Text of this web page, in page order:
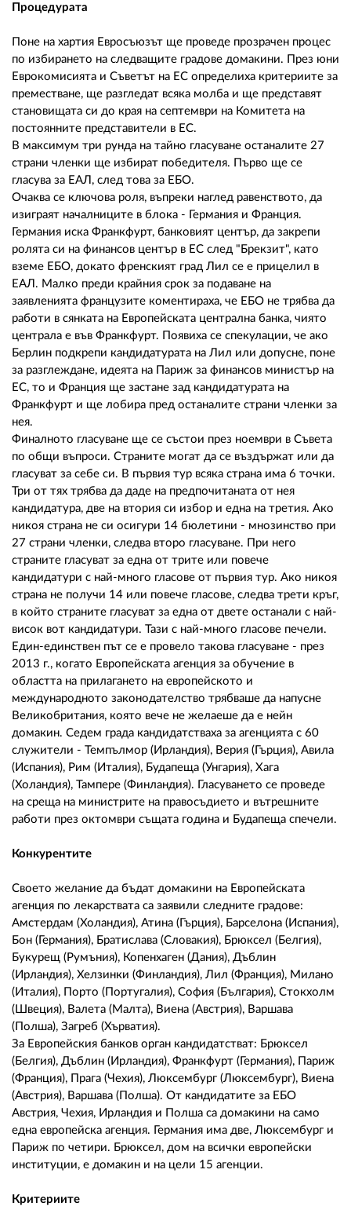
Процедурата
Поне на хартия Евросъюзът ще проведе прозрачен процес
по избирането на следващите градове домакини. През юни
Еврокомисията и Съветът на ЕС определиха критериите за
преместване, ще разгледат всяка молба и ще представят
становищата си до края на септември на Комитета на
постоянните представители в ЕС.
В максимум три рунда на тайно гласуване останалите 27
страни членки ще избират победителя. Първо ще се
гласува за ЕАЛ, след това за ЕБО.
Очаква се ключова роля, въпреки наглед равенството, да
изиграят началниците в блока - Германия и Франция.
Германия иска Франкфурт, банковият център, да закрепи
ролята си на финансов център в ЕС след "Брекзит", като
вземе ЕБО, докато френският град Лил се е прицелил в
ЕАЛ. Малко преди крайния срок за подаване на
заявленията французите коментираха, че ЕБО не трябва да
работи в сянката на Европейската централна банка, чиято
централа е във Франкфурт. Появиха се спекулации, че ако
Берлин подкрепи кандидатурата на Лил или допусне, поне
за разглеждане, идеята на Париж за финансов министър на
ЕС, то и Франция ще застане зад кандидатурата на
Франкфурт и ще лобира пред останалите страни членки за
нея.
Финалното гласуване ще се състои през ноември в Съвета
по общи въпроси. Страните могат да се въздържат или да
гласуват за себе си. В първия тур всяка страна има 6 точки.
Три от тях трябва да даде на предпочитаната от нея
кандидатура, две на втория си избор и една на третия. Ако
никоя страна не си осигури 14 бюлетини - мнозинство при
27 страни членки, следва второ гласуване. При него
страните гласуват за една от трите или повече
кандидатури с най-много гласове от първия тур. Ако никоя
страна не получи 14 или повече гласове, следва трети кръг,
в който страните гласуват за една от двете останали с най-
висок вот кандидатури. Тази с най-много гласове печели.
Един-единствен път се е провело такова гласуване - през
2013 г., когато Европейската агенция за обучение в
областта на прилагането на европейското и
международното законодателство трябваше да напусне
Великобритания, която вече не желаеше да е нейн
домакин. Седем града кандидатстваха за агенцията с 60
служители - Темпълмор (Ирландия), Верия (Гърция), Авила
(Испания), Рим (Италия), Будапеща (Унгария), Хага
(Холандия), Тампере (Финландия). Гласуването се проведе
на среща на министрите на правосъдието и вътрешните
работи през октомври същата година и Будапеща спечели.
Конкурентите
Своето желание да бъдат домакини на Европейската
агенция по лекарствата са заявили следните градове:
Амстердам (Холандия), Атина (Гърция), Барселона (Испания),
Бон (Германия), Братислава (Словакия), Брюксел (Белгия),
Букурещ (Румъния), Копенхаген (Дания), Дъблин
(Ирландия), Хелзинки (Финландия), Лил (Франция), Милано
(Италия), Порто (Португалия), София (България), Стокхолм
(Швеция), Валета (Малта), Виена (Австрия), Варшава
(Полша), Загреб (Хърватия).
За Европейския банков орган кандидатстват: Брюксел
(Белгия), Дъблин (Ирландия), Франкфурт (Германия), Париж
(Франция), Прага (Чехия), Люксембург (Люксембург), Виена
(Австрия), Варшава (Полша). От кандидатите за ЕБО
Австрия, Чехия, Ирландия и Полша са домакини на само
една европейска агенция. Германия има две, Люксембург и
Париж по четири. Брюксел, дом на всички европейски
институции, е домакин и на цели 15 агенции.
Критериите